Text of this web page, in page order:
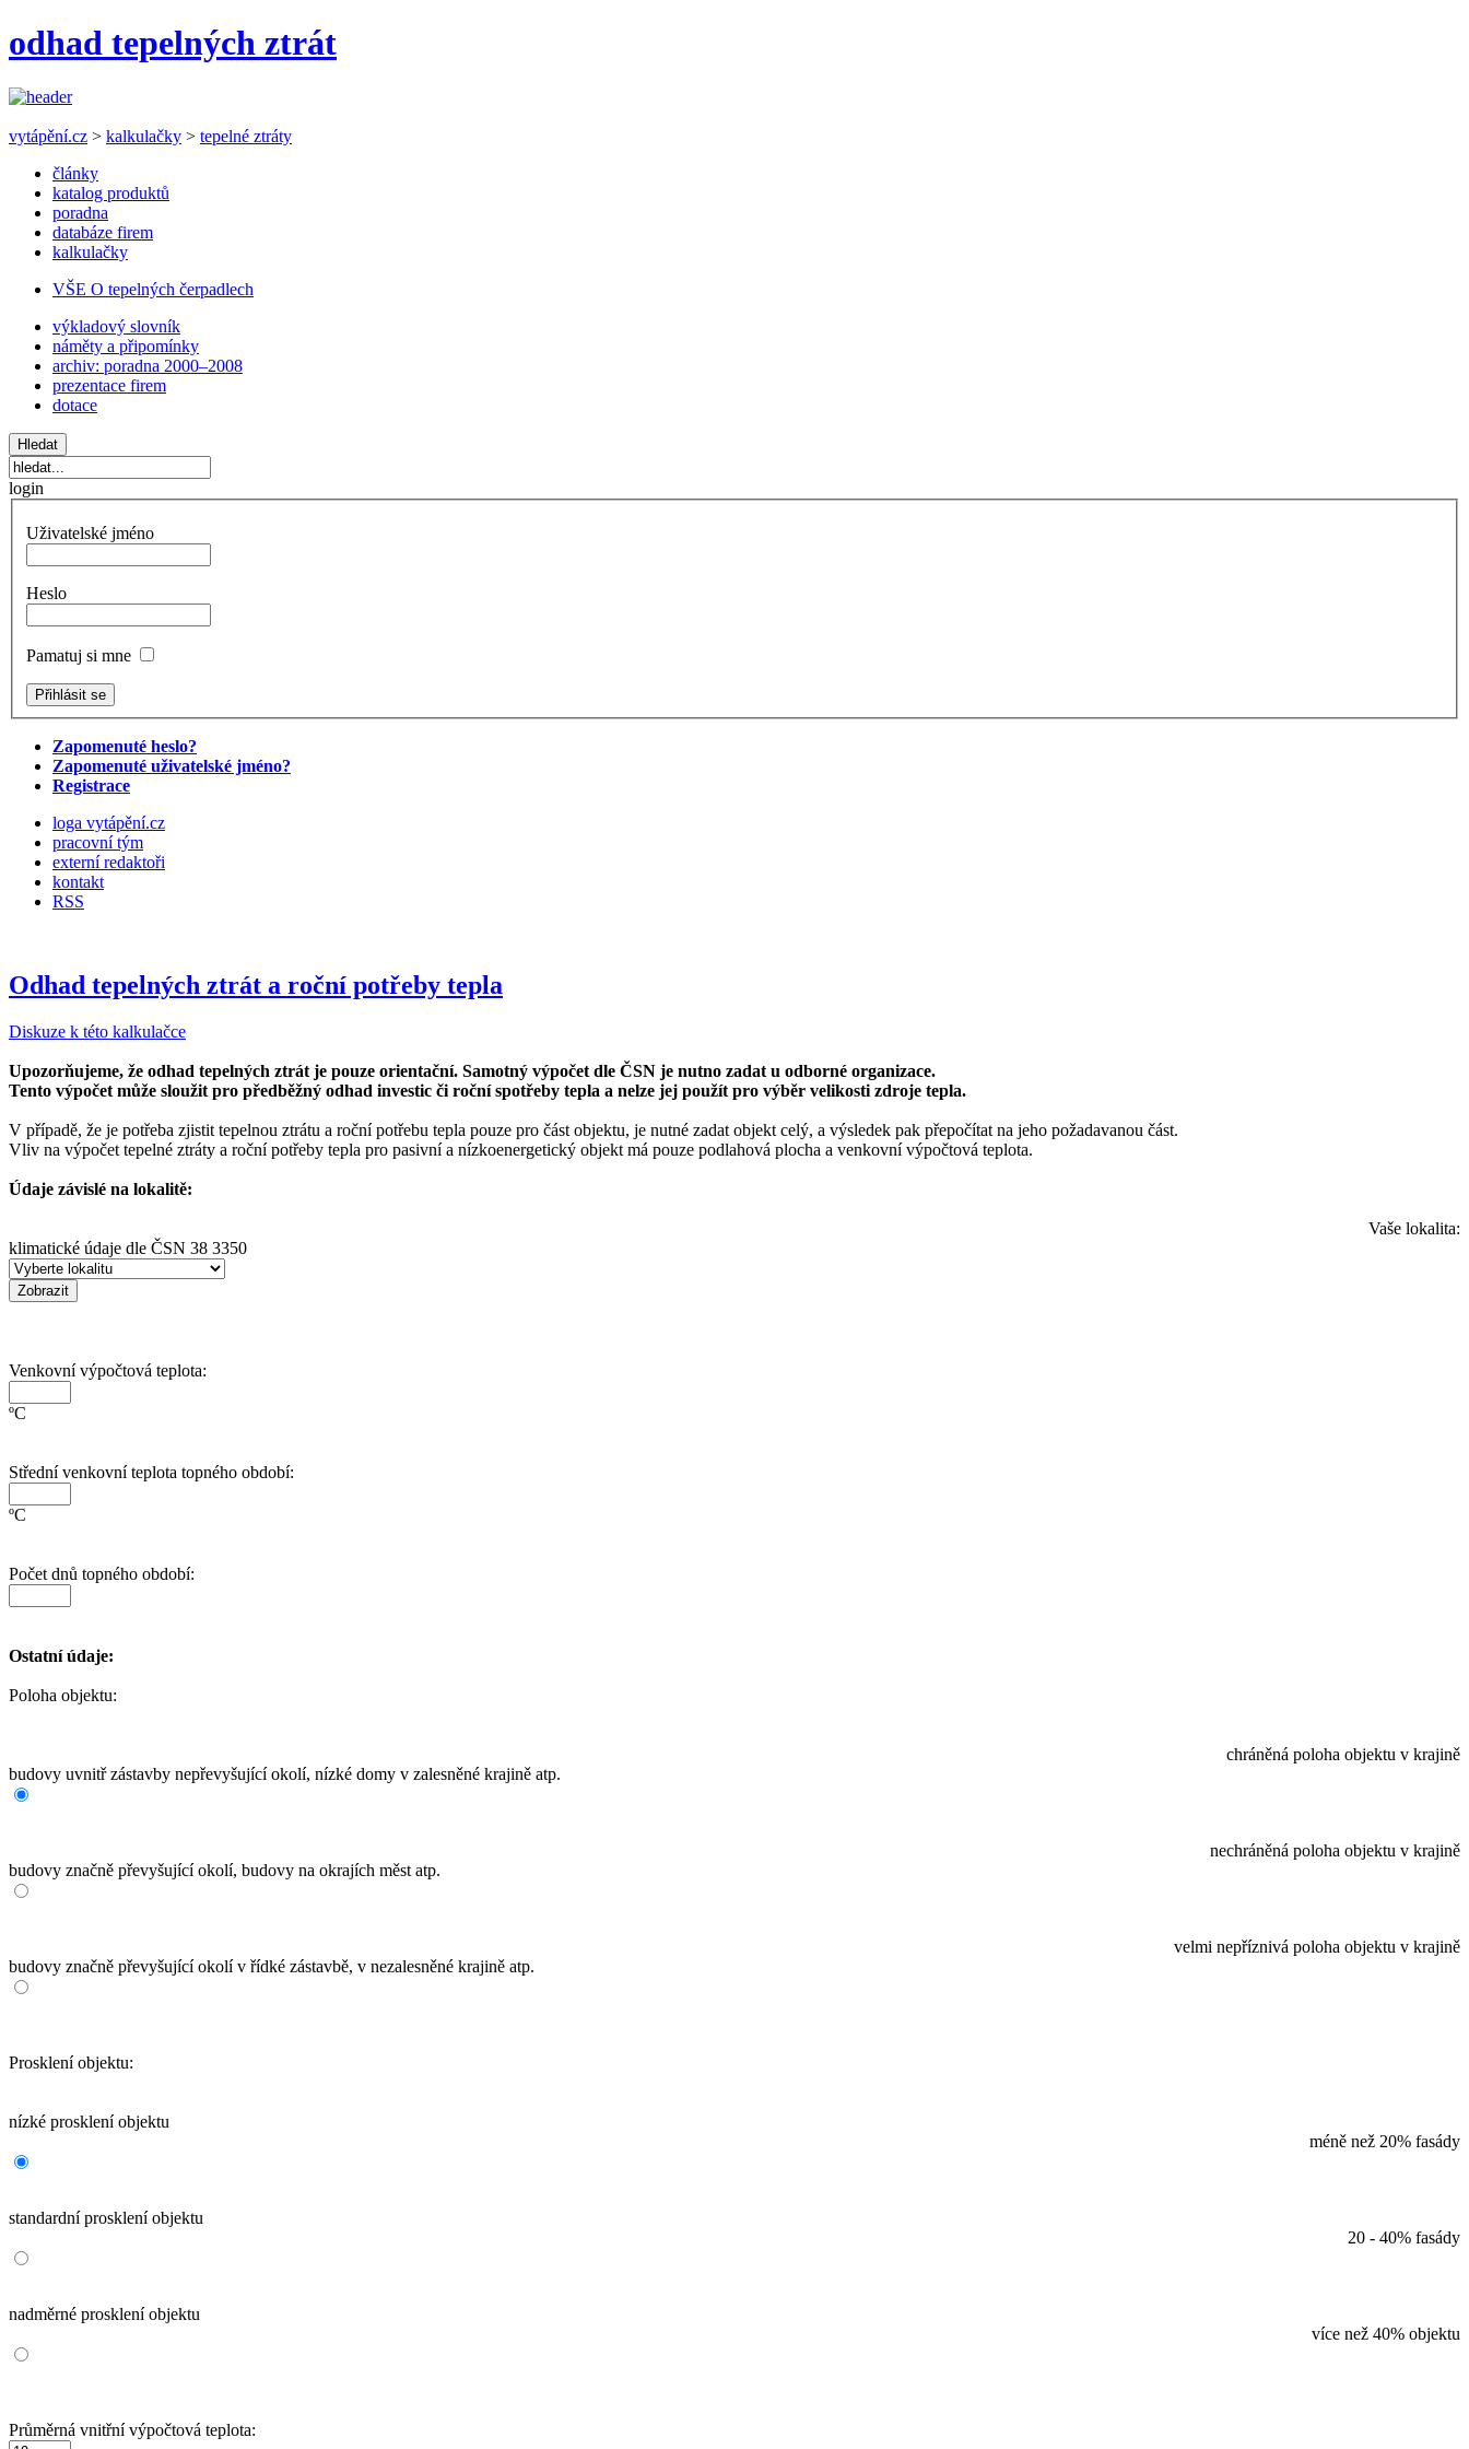
odhad tepelných ztrát
vytápění.cz > kalkulačky > tepelné ztráty
články
katalog produktů
poradna
databáze firem
kalkulačky
VŠE O tepelných čerpadlech
výkladový slovník
náměty a připomínky
archiv: poradna 2000–2008
prezentace firem
dotace
login
Uživatelské jméno
Heslo
Pamatuj si mne
Zapomenuté heslo?
Zapomenuté uživatelské jméno?
Registrace
loga vytápění.cz
pracovní tým
externí redaktoři
kontakt
RSS
Odhad tepelných ztrát a roční potřeby tepla
Diskuze k této kalkulačce
Upozorňujeme, že odhad tepelných ztrát je pouze orientační. Samotný výpočet dle ČSN je nutno zadat u odborné organizace.
Tento výpočet může sloužit pro předběžný odhad investic či roční spotřeby tepla a nelze jej použít pro výběr velikosti zdroje tepla.
V případě, že je potřeba zjistit tepelnou ztrátu a roční potřebu tepla pouze pro část objektu, je nutné zadat objekt celý, a výsledek pak přepočítat na jeho požadavanou část.
Vliv na výpočet tepelné ztráty a roční potřeby tepla pro pasivní a nízkoenergetický objekt má pouze podlahová plocha a venkovní výpočtová teplota.
Údaje závislé na lokalitě:
Vaše lokalita:
klimatické údaje dle ČSN 38 3350
Venkovní výpočtová teplota:
ºC
Střední venkovní teplota topného období:
ºC
Počet dnů topného období:
Ostatní údaje:
Poloha objektu:
chráněná poloha objektu v krajině
budovy uvnitř zástavby nepřevyšující okolí, nízké domy v zalesněné krajině atp.
nechráněná poloha objektu v krajině
budovy značně převyšující okolí, budovy na okrajích měst atp.
velmi nepříznivá poloha objektu v krajině
budovy značně převyšující okolí v řídké zástavbě, v nezalesněné krajině atp.
Prosklení objektu:
nízké prosklení objektu
méně než 20% fasády
standardní prosklení objektu
20 - 40% fasády
nadměrné prosklení objektu
více než 40% objektu
Průměrná vnitřní výpočtová teplota: